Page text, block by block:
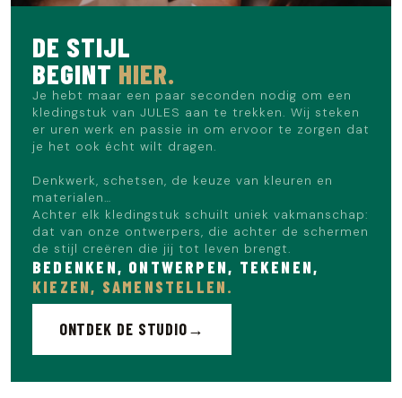
DE STIJL
BEGINT HIER.
Je hebt maar een paar seconden nodig om een
kledingstuk van JULES aan te trekken. Wij steken
er uren werk en passie in om ervoor te zorgen dat
je het ook écht wilt dragen.
Denkwerk, schetsen, de keuze van kleuren en
materialen…
Achter elk kledingstuk schuilt uniek vakmanschap:
dat van onze ontwerpers, die achter de schermen
de stijl creëren die jij tot leven brengt.
BEDENKEN, ONTWERPEN, TEKENEN,
KIEZEN, SAMENSTELLEN.
ONTDEK DE STUDIO